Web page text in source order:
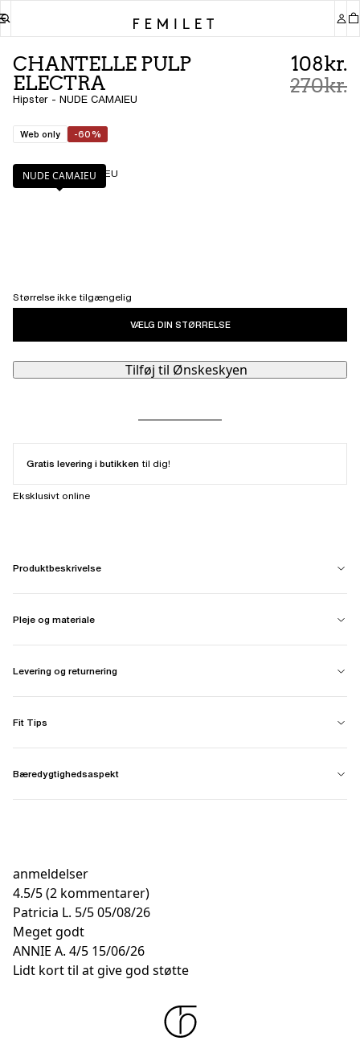
CHANTELLE PULP
ELECTRA
Hipster - NUDE CAMAIEU
108kr.
270kr.
Web only -60%
Farve:NUDE CAMAIEU
NUDE CAMAIEU
Størrelse ikke tilgængelig
VÆLG DIN STØRRELSE
Tilføj til Ønskeskyen
Gratis levering i butikken til dig!
Eksklusivt online
Produktbeskrivelse
Pleje og materiale
Levering og returnering
Fit Tips
Bæredygtighedsaspekt
anmeldelser
4.5/5(2 kommentarer)
Patricia L. 5/505/08/26
Meget godt
ANNIE A. 4/5 15/06/26
Lidt kort til at give god støtte